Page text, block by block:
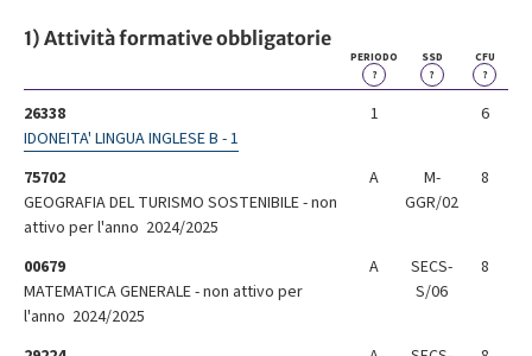
1) Attività formative obbligatorie
PERIODO
?
SSD
?
CFU
?
26338
IDONEITA' LINGUA INGLESE B - 1
1 6
75702
GEOGRAFIA DEL TURISMO SOSTENIBILE - non
attivo per l'anno 2024/2025
A
M-
GGR/02
8
00679
MATEMATICA GENERALE - non attivo per
l'anno 2024/2025
A
SECS-
S/06
8